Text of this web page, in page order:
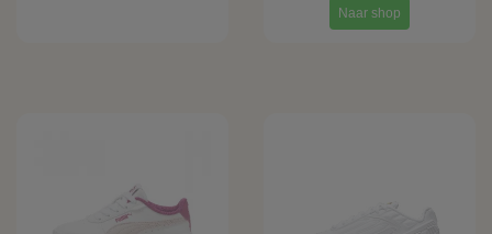
Naar shop